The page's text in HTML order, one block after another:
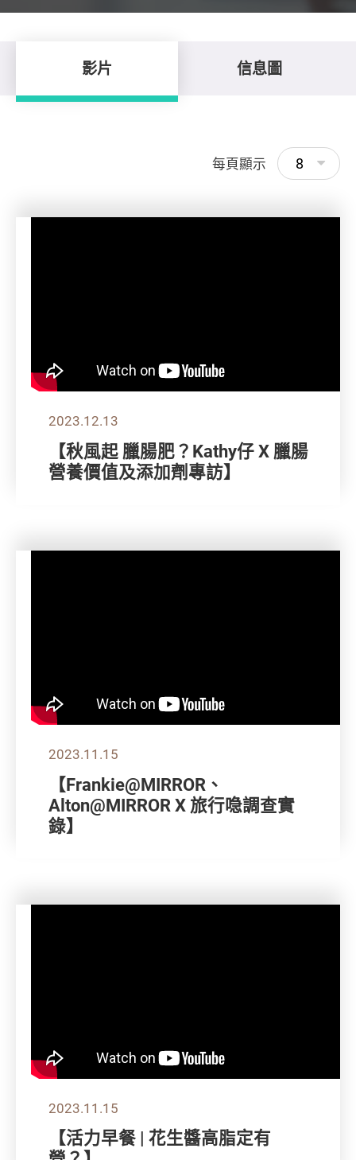
影片 信息圖
每頁顯示 8
2023.12.13
【秋風起 臘腸肥？Kathy仔 X 臘腸
營養價值及添加劑專訪】
2023.11.15
【Frankie@MIRROR、
Alton@MIRROR X 旅行喼調查實
錄】
2023.11.15
【活力早餐 | 花生醬高脂定有